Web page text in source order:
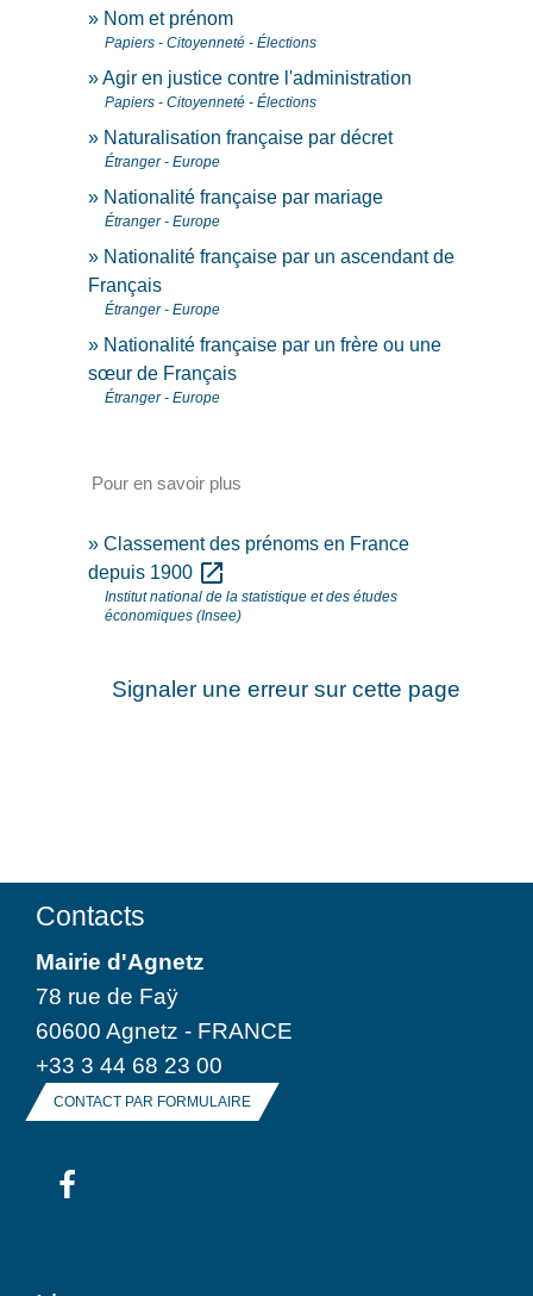
Nom et prénom
Papiers - Citoyenneté - Élections
Agir en justice contre l'administration
Papiers - Citoyenneté - Élections
Naturalisation française par décret
Étranger - Europe
Nationalité française par mariage
Étranger - Europe
Nationalité française par un ascendant de
Français
Étranger - Europe
Nationalité française par un frère ou une
sœur de Français
Étranger - Europe
Pour en savoir plus
Classement des prénoms en France
depuis 1900 open_in_new
Institut national de la statistique et des études
économiques (Insee)
Signaler une erreur sur cette page
Contacts
Mairie d'Agnetz
78 rue de Faÿ
60600 Agnetz - FRANCE
+33 3 44 68 23 00
CONTACT PAR FORMULAIRE